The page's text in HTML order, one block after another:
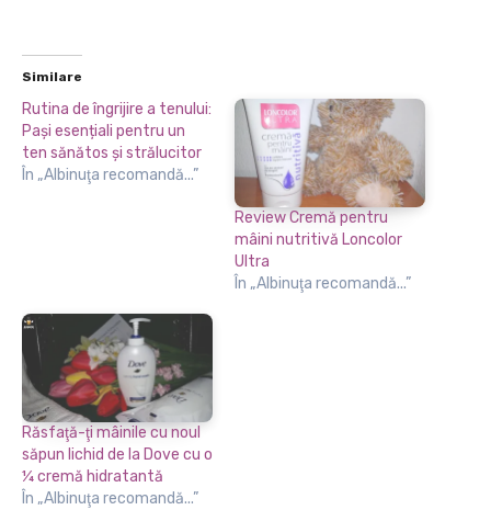
Similare
Rutina de îngrijire a tenului:
Pași esențiali pentru un
ten sănătos și strălucitor
În „Albinuţa recomandă...”
Review Cremă pentru
mâini nutritivă Loncolor
Ultra
În „Albinuţa recomandă...”
Răsfaţă-ţi mâinile cu noul
săpun lichid de la Dove cu o
¼ cremă hidratantă
În „Albinuţa recomandă...”